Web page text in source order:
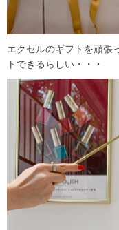
エクセルのギフトを頑張
トできるらしい・・・